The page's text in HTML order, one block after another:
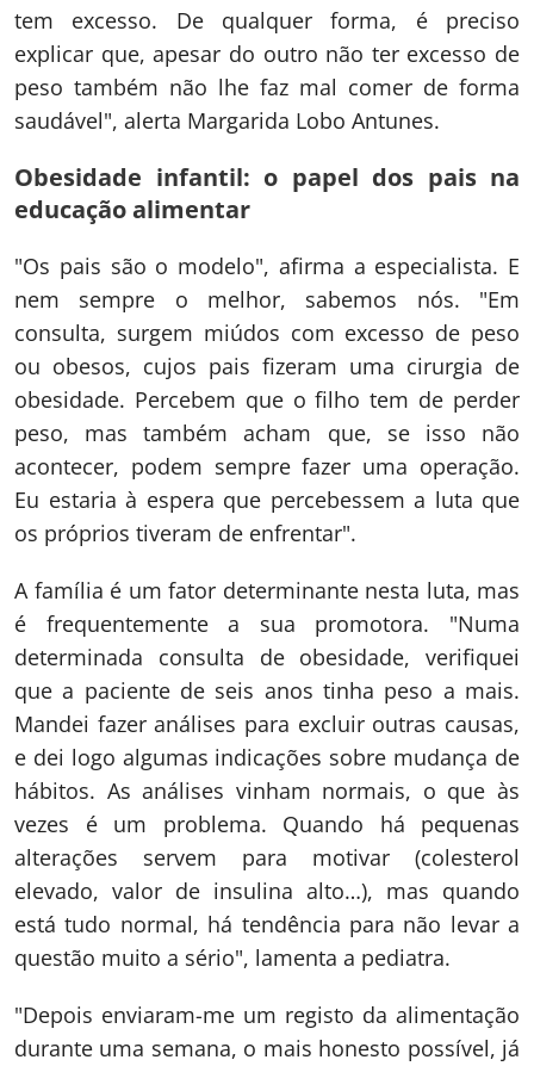
tem excesso. De qualquer forma, é preciso
explicar que, apesar do outro não ter excesso de
peso também não lhe faz mal comer de forma
saudável", alerta Margarida Lobo Antunes.
Obesidade infantil: o papel dos pais na
educação alimentar
"Os pais são o modelo", afirma a especialista. E
nem sempre o melhor, sabemos nós. "Em
consulta, surgem miúdos com excesso de peso
ou obesos, cujos pais fizeram uma cirurgia de
obesidade. Percebem que o filho tem de perder
peso, mas também acham que, se isso não
acontecer, podem sempre fazer uma operação.
Eu estaria à espera que percebessem a luta que
os próprios tiveram de enfrentar".
A família é um fator determinante nesta luta, mas
é frequentemente a sua promotora. "Numa
determinada consulta de obesidade, verifiquei
que a paciente de seis anos tinha peso a mais.
Mandei fazer análises para excluir outras causas,
e dei logo algumas indicações sobre mudança de
hábitos. As análises vinham normais, o que às
vezes é um problema. Quando há pequenas
alterações servem para motivar (colesterol
elevado, valor de insulina alto…), mas quando
está tudo normal, há tendência para não levar a
questão muito a sério", lamenta a pediatra.
"Depois enviaram-me um registo da alimentação
durante uma semana, o mais honesto possível, já